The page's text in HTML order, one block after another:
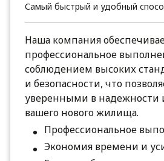
Самый быстрый и удобный
Наша компания
профессиональное
соблюдением высоких
и безопасности, что
уверенными в надежности
вашего нового жилища.
Профессиональное
Экономия времени и